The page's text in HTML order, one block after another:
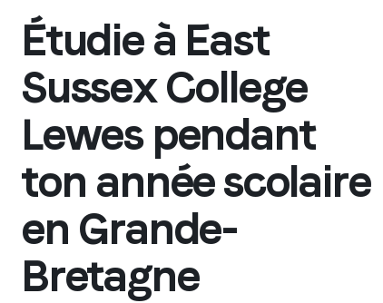
Étudie à East
Sussex College
Lewes pendant
ton année scolaire
en Grande-
Bretagne